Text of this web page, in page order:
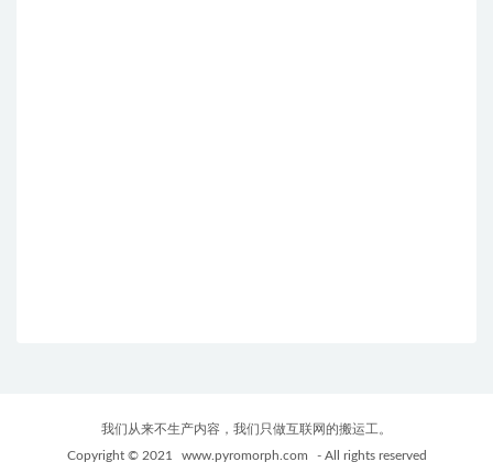
我们从来不生产内容，我们只做互联网的搬运工。
Copyright © 2021
www.pyromorph.com - All rights reserved